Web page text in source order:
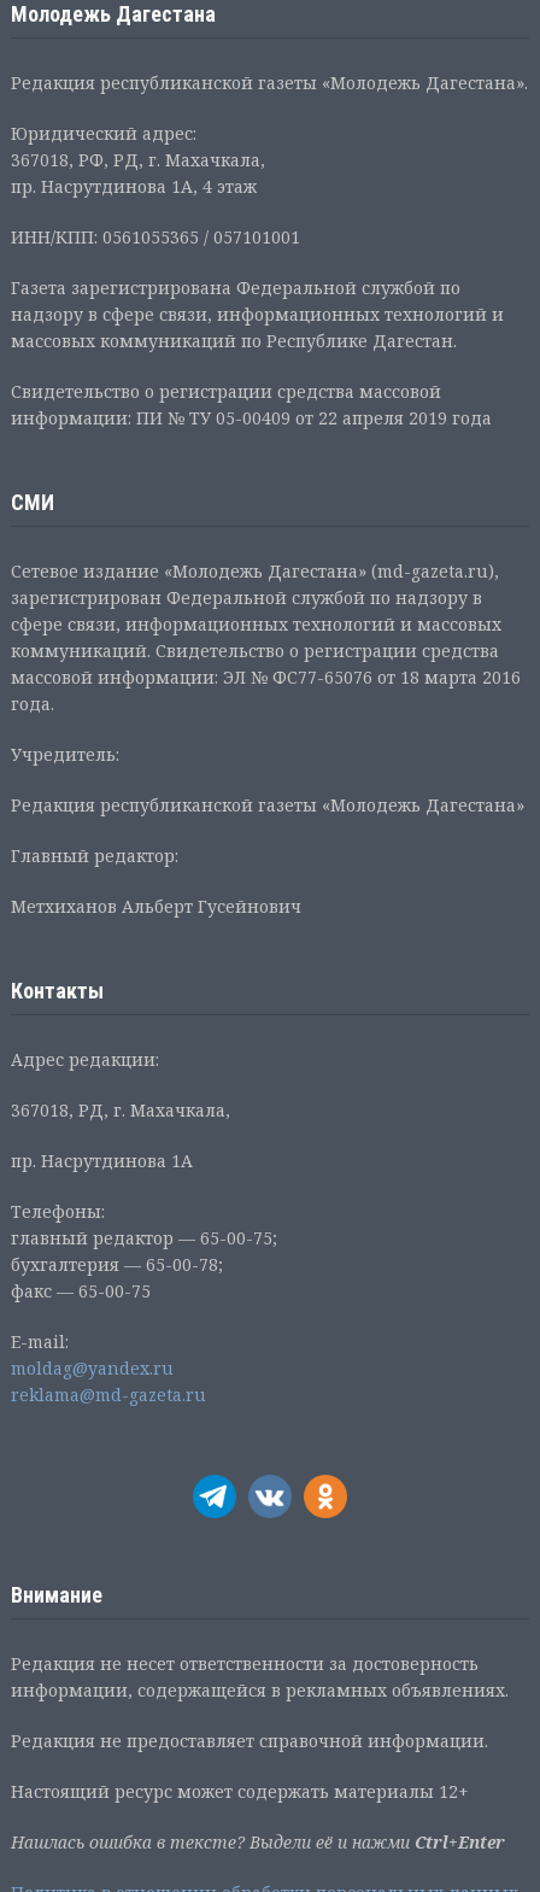
Молодежь Дагестана
Редакция республиканской газеты «Молодежь Дагестана».
Юридический адрес:
367018, РФ, РД, г. Махачкала,
пр. Насрутдинова 1А, 4 этаж
ИНН/КПП: 0561055365 / 057101001
Газета зарегистрирована Федеральной службой по
надзору в сфере связи, информационных технологий и
массовых коммуникаций по Республике Дагестан.
Свидетельство о регистрации средства массовой
информации: ПИ № ТУ 05-00409 от 22 апреля 2019 года
СМИ
Сетевое издание «Молодежь Дагестана» (md-gazeta.ru),
зарегистрирован Федеральной службой по надзору в
сфере связи, информационных технологий и массовых
коммуникаций. Свидетельство о регистрации средства
массовой информации: ЭЛ № ФС77-65076 от 18 марта 2016
года.
Учредитель:
Редакция республиканской газеты «Молодежь Дагестана»
Главный редактор:
Метхиханов Альберт Гусейнович
Контакты
Адрес редакции:
367018, РД, г. Махачкала,
пр. Насрутдинова 1А
Телефоны:
главный редактор — 65-00-75;
бухгалтерия — 65-00-78;
факс — 65-00-75
E-mail:
moldag@yandex.ru
reklama@md-gazeta.ru
Внимание
Редакция не несет ответственности за достоверность
информации, содержащейся в рекламных объявлениях.
Редакция не предоставляет справочной информации.
Настоящий ресурс может содержать материалы 12+
Нашлась ошибка в тексте? Выдели её и нажми Ctrl+Enter